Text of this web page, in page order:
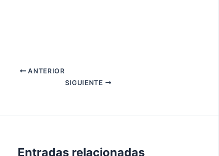
ANTERIOR
SIGUIENTE
Entradas relacionadas